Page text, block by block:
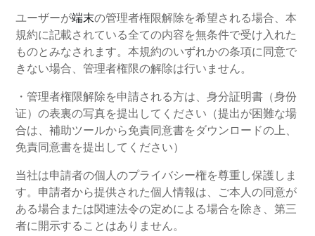
ユーザーが端末の管理者権限解除を希望される場合、本
規約に記載されている全ての内容を無条件で受け入れた
ものとみなされます。本規約のいずれかの条項に同意で
きない場合、管理者権限の解除は行いません。
・管理者権限解除を申請される方は、身分証明書（身份
证）の表裏の写真を提出してください（提出が困難な場
合は、補助ツールから免責同意書をダウンロードの上、
免責同意書を提出してください）
当社は申請者の個人のプライバシー権を尊重し保護しま
す。申請者から提供された個人情報は、ご本人の同意が
ある場合または関連法令の定めによる場合を除き、第三
者に開示することはありません。